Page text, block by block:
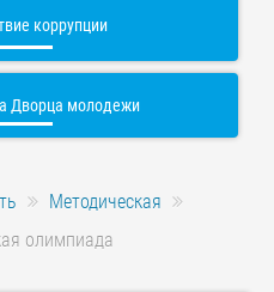
коррупции
Дворца молодежи
Методическая
олимпиада